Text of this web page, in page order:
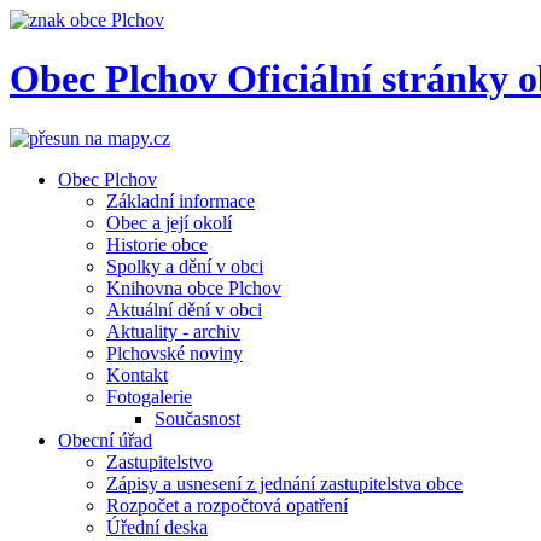
Obec Plchov Oficiální stránky
Obec Plchov
Základní informace
Obec a její okolí
Historie obce
Spolky a dění v obci
Knihovna obce Plchov
Aktuální dění v obci
Aktuality - archiv
Plchovské noviny
Kontakt
Fotogalerie
Současnost
Obecní úřad
Zastupitelstvo
Zápisy a usnesení z jednání zastupitelstva obce
Rozpočet a rozpočtová opatření
Úřední deska